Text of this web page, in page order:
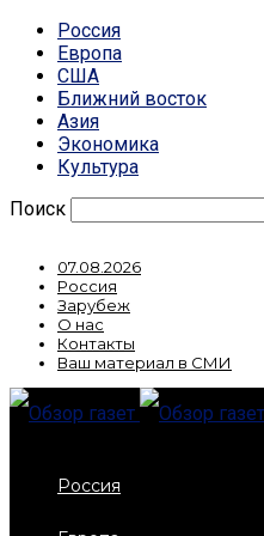
Россия
Европа
США
Ближний восток
Азия
Экономика
Культура
Поиск
07.08.2026
Россия
Зарубеж
О нас
Контакты
Ваш материал в СМИ
Россия